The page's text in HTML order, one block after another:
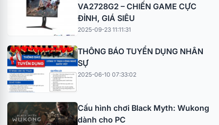
VA2728G2 – CHIẾN GAME CỰC
ĐỈNH, GIÁ SIÊU
2025-09-23 11:11:31
THÔNG BÁO TUYỂN DỤNG NHÂN
SỰ
2025-06-10 07:33:02
Cấu hình chơi Black Myth: Wukong
dành cho PC